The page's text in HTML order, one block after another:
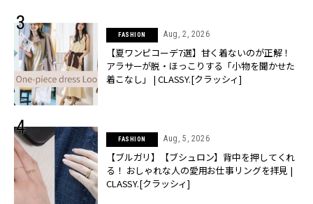
FASHION Aug, 2, 2026
【夏ワンピコーデ7選】甘く着ないのが正解！
アラサーが脱・ほっこりする「小物を聞かせた
着こなし」 | CLASSY.[クラッシィ]
FASHION Aug, 5, 2026
【ブルガリ】【ブシュロン】背中を押してくれ
る！ おしゃれな人の愛用お仕事リングを拝見 |
CLASSY.[クラッシィ]